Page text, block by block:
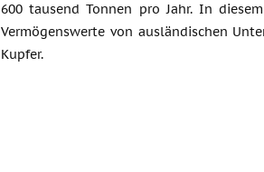
600 tausend Tonnen pro Jahr. In
Vermögenswerte von ausländischen
Kupfer.